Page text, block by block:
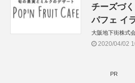
チーズづ
パフェ イ
大阪地下街株式
2020/04/02
PR